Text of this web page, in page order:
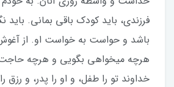
فرزندی، باید کودک باقی بمانی.
باشد و حواست به خواست او. از آغوش
هرچه میخواهی بگویی و هرچه
خداوند تو را طفل، و او را پدر، و رزق